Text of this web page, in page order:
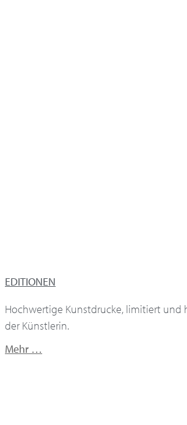
EDITIONEN
Hochwertige Kunstdrucke, limitiert und
der Künstlerin.
Mehr …